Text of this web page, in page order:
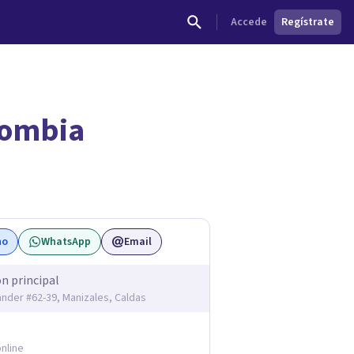
Accede Regístrate
WhatsApp Email
principal
#62-39, Manizales, Caldas